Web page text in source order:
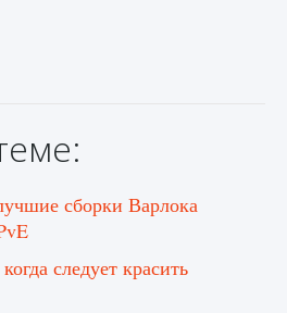
сборки Варлока
следует красить